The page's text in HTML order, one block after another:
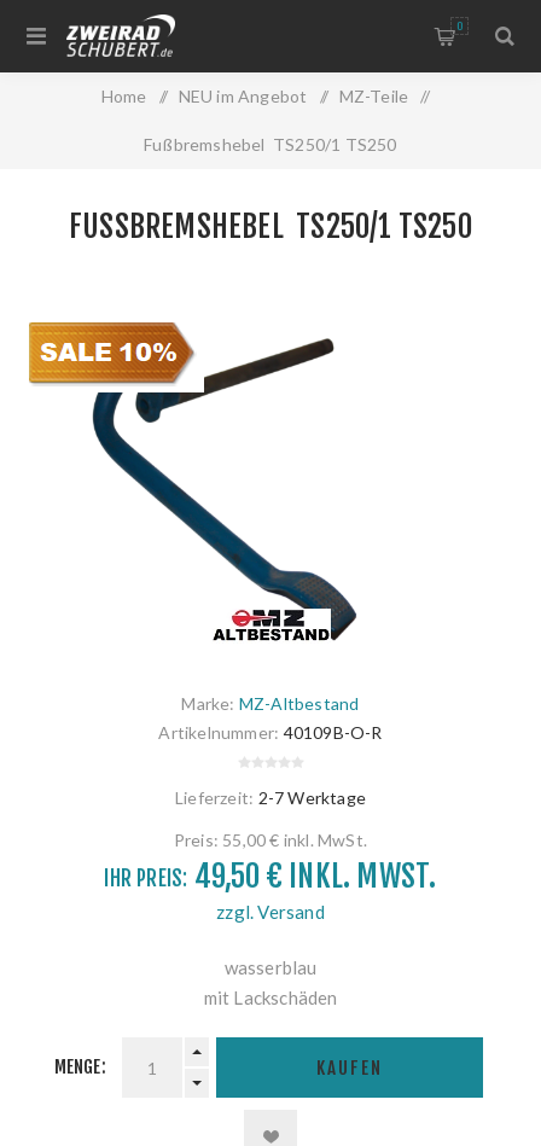
0
Home / NEU im Angebot / MZ-Teile /
Fußbremshebel TS250/1 TS250
FUSSBREMSHEBEL TS250/1 TS250
Marke: MZ-Altbestand
Artikelnummer: 40109B-O-R
Lieferzeit: 2-7 Werktage
Preis: 55,00 € inkl. MwSt.
IHR PREIS: 49,50 € INKL. MWST.
zzgl. Versand
wasserblau
mit Lackschäden
MENGE: KAUFEN